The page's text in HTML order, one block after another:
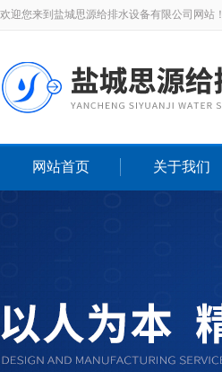
欢迎您来到盐城思源给排水设备有限公司网站！
网站首页 关于我们